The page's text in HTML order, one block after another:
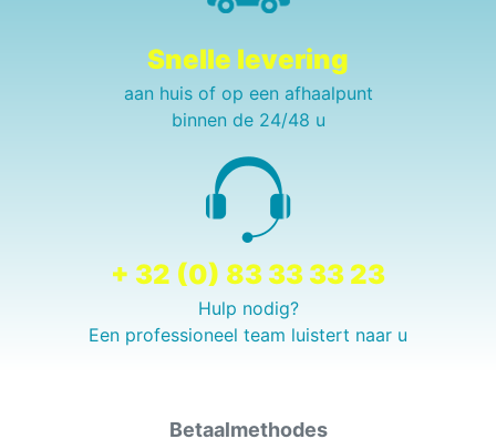
Snelle levering
aan huis of op een afhaalpunt
binnen de 24/48 u
+ 32 (0) 83 33 33 23
Hulp nodig?
Een professioneel team luistert naar u
Betaalmethodes